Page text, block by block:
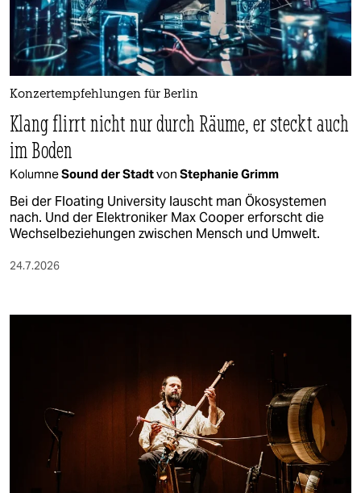
Konzertempfehlungen für Berlin
Klang flirrt nicht nur durch Räume, er steckt auch
im Boden
KolumneSound der Stadtvon Stephanie Grimm
Bei der Floating University lauscht man Ökosystemen
nach. Und der Elektroniker Max Cooper erforscht die
Wechselbeziehungen zwischen Mensch und Umwelt.
24.7.2026